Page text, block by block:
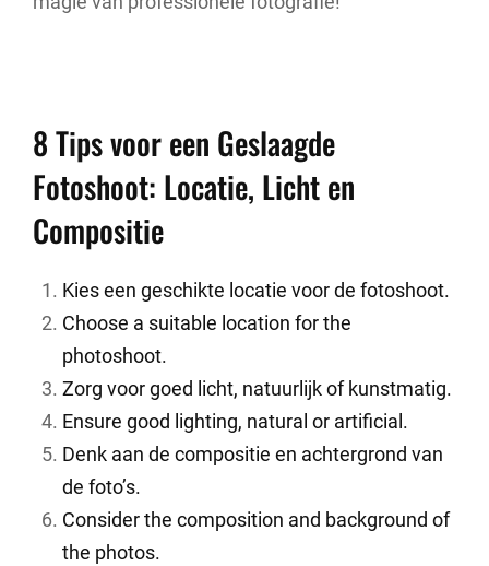
8 Tips voor een Geslaagde
Fotoshoot: Locatie, Licht en
Compositie
Kies een geschikte locatie voor de fotoshoot.
Choose a suitable location for the
photoshoot.
Zorg voor goed licht, natuurlijk of kunstmatig.
Ensure good lighting, natural or artificial.
Denk aan de compositie en achtergrond van
de foto’s.
Consider the composition and background of
the photos.